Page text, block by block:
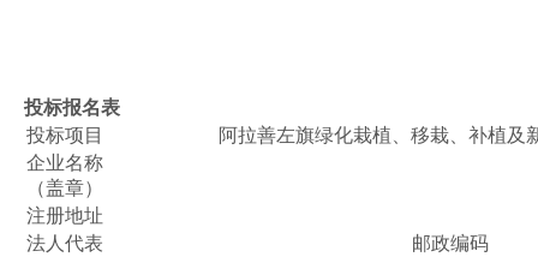
投标报名表
投标项目
阿拉善左旗绿化栽植、移栽、补植及
企业名称
（盖章）
注册地址
法人代表
邮政编码